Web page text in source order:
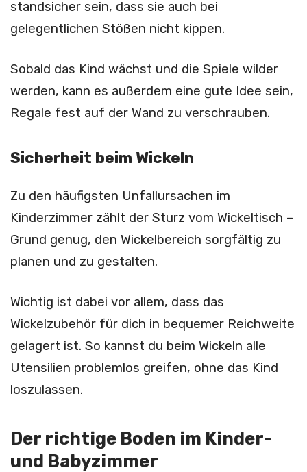
standsicher sein, dass sie auch bei
gelegentlichen Stößen nicht kippen.
Sobald das Kind wächst und die Spiele wilder
werden, kann es außerdem eine gute Idee sein,
Regale fest auf der Wand zu verschrauben.
Sicherheit beim Wickeln
Zu den häufigsten Unfallursachen im
Kinderzimmer zählt der Sturz vom Wickeltisch –
Grund genug, den Wickelbereich sorgfältig zu
planen und zu gestalten.
Wichtig ist dabei vor allem, dass das
Wickelzubehör für dich in bequemer Reichweite
gelagert ist. So kannst du beim Wickeln alle
Utensilien problemlos greifen, ohne das Kind
loszulassen.
Der richtige Boden im Kinder-
und Babyzimmer